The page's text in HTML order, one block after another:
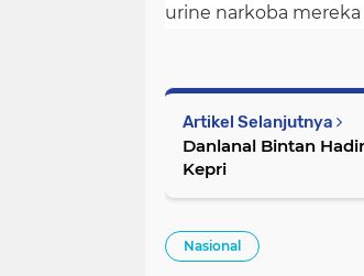
urine narkoba
Artikel Selanjutnya
Danlanal Bintan
Kepri
Nasional